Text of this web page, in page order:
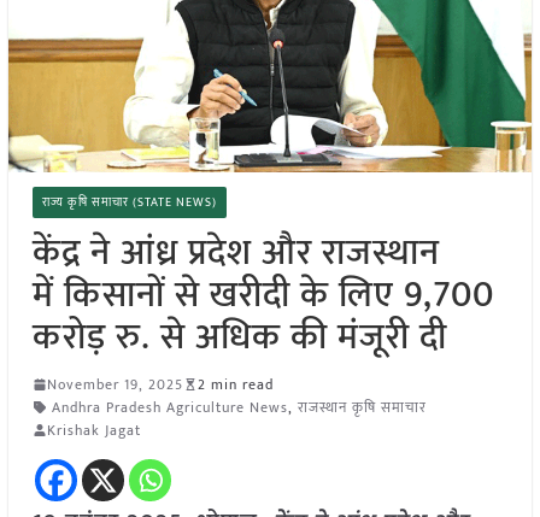
राज्य कृषि समाचार (STATE NEWS)
केंद्र ने आंध्र प्रदेश और राजस्थान
में किसानों से खरीदी के लिए 9,700
करोड़ रु. से अधिक की मंजूरी दी
November 19, 2025
2 min read
Andhra Pradesh Agriculture News, राजस्थान कृषि समाचार
Krishak Jagat